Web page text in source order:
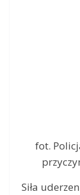
fot.
Siła